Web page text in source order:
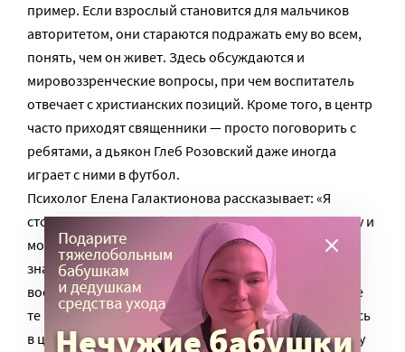
пример. Если взрослый становится для мальчиков
авторитетом, они стараются подражать ему во всем,
понять, чем он живет. Здесь обсуждаются и
мировоззренческие вопросы, при чем воспитатель
отвечает с христианских позиций. Кроме того, в центр
часто приходят священники — просто поговорить с
ребятами, а дьякон Глеб Розовский даже иногда
играет с ними в футбол.
Психолог Елена Галактионова рассказывает: «Я
сторонник того, чтобы ребят не принуждали к храму и
молитве. Принуждение рождает отторжение. И,
знаете, многие осознанно крестятся, просят
воспитателя или педагога стать им крестными. Даже
те ребята, которые по каким-то причинам не ужились
в центре и были отчислены, приходят в храм, потому